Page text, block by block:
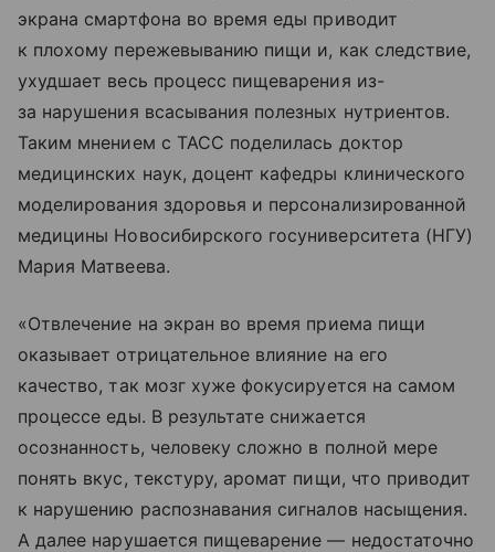
экрана смартфона во время еды приводит
к плохому пережевыванию пищи и, как следствие,
ухудшает весь процесс пищеварения из-
за нарушения всасывания полезных нутриентов.
Таким мнением с ТАСС поделилась доктор
медицинских наук, доцент кафедры клинического
моделирования здоровья и персонализированной
медицины Новосибирского госуниверситета (НГУ)
Мария Матвеева.
«Отвлечение на экран во время приема пищи
оказывает отрицательное влияние на его
качество, так мозг хуже фокусируется на самом
процессе еды. В результате снижается
осознанность, человеку сложно в полной мере
понять вкус, текстуру, аромат пищи, что приводит
к нарушению распознавания сигналов насыщения.
А далее нарушается пищеварение — недостаточно